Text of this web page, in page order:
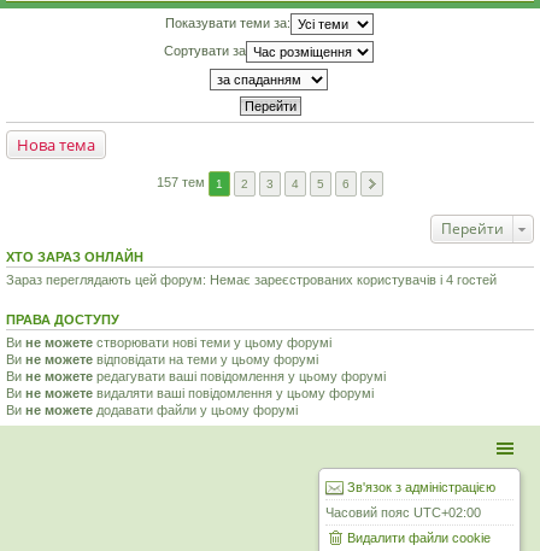
Показувати теми за:
Сортувати за
Нова тема
157 тем 1 2 3 4 5 6
Перейти
ХТО ЗАРАЗ ОНЛАЙН
Зараз переглядають цей форум: Немає зареєстрованих користувачів і 4 гостей
ПРАВА ДОСТУПУ
Ви не можете створювати нові теми у цьому форумі
Ви не можете відповідати на теми у цьому форумі
Ви не можете редагувати ваші повідомлення у цьому форумі
Ви не можете видаляти ваші повідомлення у цьому форумі
Ви не можете додавати файли у цьому форумі
Зв'язок з адміністрацією
Часовий пояс UTC+02:00
Видалити файли cookie